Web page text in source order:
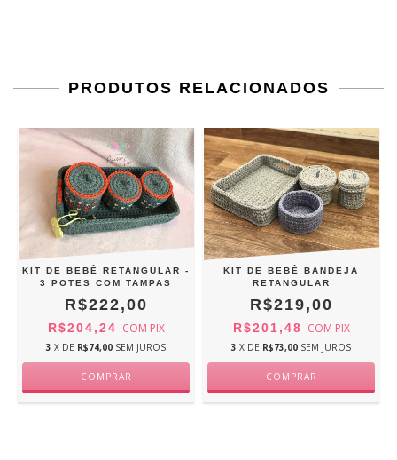
PRODUTOS RELACIONADOS
KIT DE BEBÊ RETANGULAR -
3 POTES COM TAMPAS
R$222,00
R$204,24 COM PIX
3 X DE R$74,00 SEM JUROS
KIT DE BEBÊ BANDEJA
RETANGULAR
R$219,00
R$201,48 COM PIX
3 X DE R$73,00 SEM JUROS